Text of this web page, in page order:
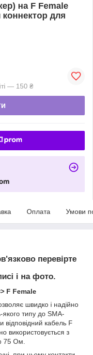
на F Female
коннектор для
— 150 ₴
Оплата Умови
перевірте
і на фото.
F Female
швидко і надійно
якого типу до SMA-
кабель F
використовується з
75 Ом.